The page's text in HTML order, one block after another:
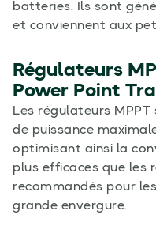
batteries. Ils sont
et conviennent aux
Régulateurs
Power Point
Les régulateurs
de puissance
optimisant ainsi la
plus efficaces que les
recommandés pour
grande envergure.